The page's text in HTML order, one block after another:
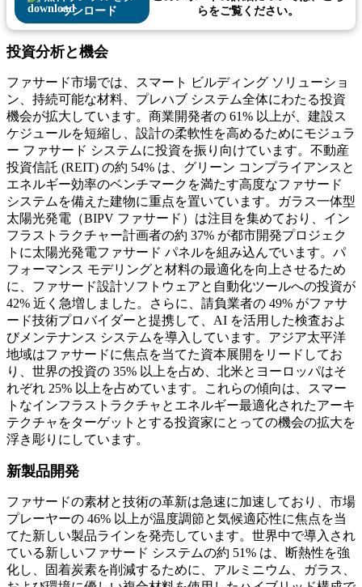
ウンロード
らをご覧ください。
投資分析と機会
ファサード市場では、スマート ビルディング ソリューショ
ン、持続可能な材料、プレハブ システム全体にわたる投資
機会が拡大しています。商業開発者の 61% 以上が、建設ス
ケジュールを短縮し、設計の柔軟性を高めるためにモジュラ
ー ファサード システムに投資を振り向けています。不動産
投資信託 (REIT) の約 54% は、グリーン コンプライアンスと
エネルギー効率のベンチマークを満たす高度なファサード
システムを備えた建物に重点を置いています。ガラス一体型
太陽光発電（BIPV ファサード）は注目を集めており、イン
フラストラクチャー計画者の約 37% が都市開発プロジェク
トに太陽光発電ファサード パネルを組み込んでいます。パ
フォーマンス モデリングと材料の最適化を向上させるため
に、ファサード設計ソフトウェアと自動化ツールへの投資が
42% 近く急増しました。さらに、請負業者の 49% がファサ
ード技術プロバイダーと提携して、AI を活用した検査およ
びメンテナンス システムを導入しています。アジア太平洋
地域はファサードに焦点を当てた資本展開をリードしてお
り、世界の投資の 35% 以上を占め、北米とヨーロッパはそ
れぞれ 25% 以上を占めています。これらの傾向は、スマー
トなインフラストラクチャとエネルギー最適化されたアーキ
テクチャをターゲットとする投資家にとっての機会の拡大を
浮き彫りにしています。
新製品開発
ファサードの素材と技術の革新は急速に加速しており、市場
プレーヤーの 46% 以上が温度調節と気候適応性に焦点を当
てた新しい製品ラインを発売しています。世界中で導入され
ている新しいファサード システムの約 51% は、断熱性を強
化し、固着炭素を削減するために、アルミニウム、ガラス、